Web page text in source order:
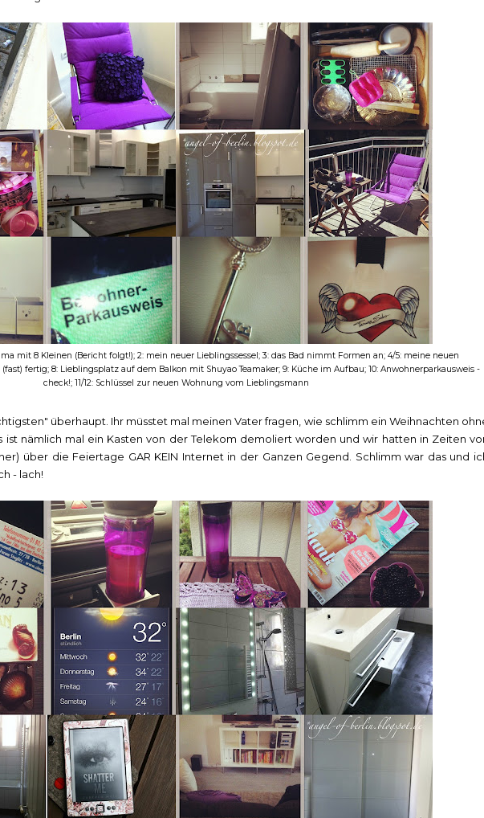
mit 8 Kleinen (Bericht folgt!); 2: mein neuer Lieblingssessel; 3: das Bad nimmt Formen an; 4/5: meine neuen
fertig; 8: Lieblingsplatz auf dem Balkon mit Shuyao Teamaker; 9: Küche im Aufbau; 10: Anwohnerparkausweis -
check!; 11/12: Schlüssel zur neuen Wohnung vom Lieblingsmann
überhaupt. Ihr müsstet mal meinen Vater fragen, wie schlimm ein Weihnachten
ist nämlich mal ein Kasten von der Telekom demoliert worden und wir hatten in Zeiten
über die Feiertage GAR KEIN Internet in der Ganzen Gegend. Schlimm war das und
- lach!